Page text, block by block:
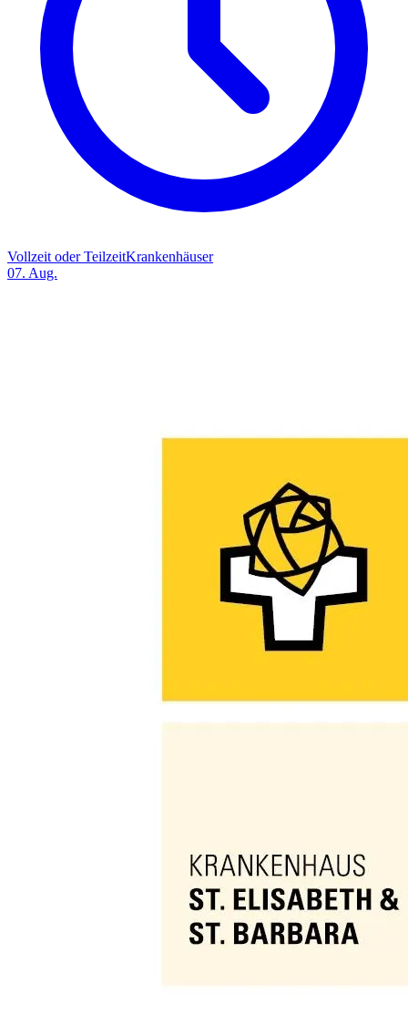
Vollzeit oder TeilzeitKrankenhäuser
07. Aug.